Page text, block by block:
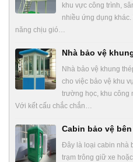
khu vực công trình,
nhiều ứng dụng
năng chịu gió…
Nhà bảo vệ
Nhà bảo vệ khung
cho việc bảo vệ khu
trường học, khu công
Với kết cấu chắc chắn…
Cabin bảo vệ
Đây là loại cabin nhà
trạm trông giữ xe